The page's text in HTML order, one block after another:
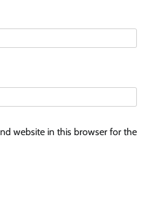
website in this browser for the